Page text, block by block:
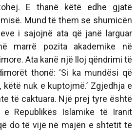
E thanë këtë edhe gjatë
Mund të them se shumicën
i sajojnë ata që janë larguar
marrë pozita akademike në
Ata kanë një lloj qëndrimi të
thonë: ‘Si ka mundësi që
këtë nuk e kuptojmë.’ Zgjedhja e
të caktuara. Një prej tyre është
e Republikës Islamike të Iranit
do të vijë në majën e shtetit të